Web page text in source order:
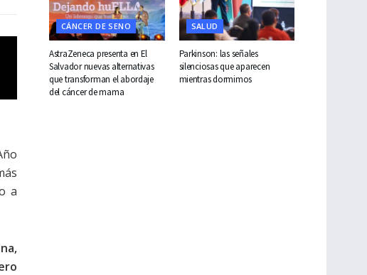
a
CÁNCER DE SENO
AstraZeneca presenta en El
Salvador nuevas alternativas
que transforman el abordaje
del cáncer de mama
SALUD
Parkinson: las señales
silenciosas que aparecen
mientras dormimos